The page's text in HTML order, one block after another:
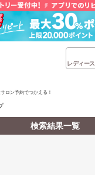
レディース
ロン予約でつかえる！
検索結果一覧